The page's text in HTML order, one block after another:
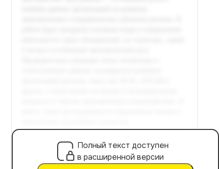
Полный текст доступен
в расширенной версии